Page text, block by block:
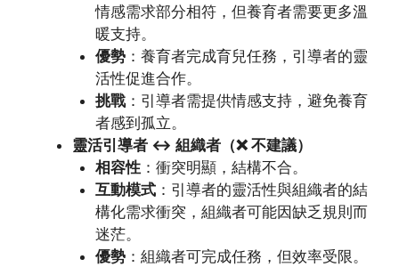
情感需求部分相符，但養育者需要更多溫
暖支持。
優勢：養育者完成育兒任務，引導者的靈
活性促進合作。
挑戰：引導者需提供情感支持，避免養育
者感到孤立。
靈活引導者 ↔ 組織者（❌ 不建議）
相容性：衝突明顯，結構不合。
互動模式：引導者的靈活性與組織者的結
構化需求衝突，組織者可能因缺乏規則而
迷茫。
優勢：組織者可完成任務，但效率受限。